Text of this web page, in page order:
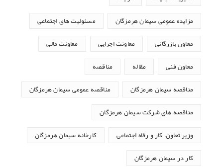
مزایده عمومی سیمان هرمزگان مسئولیت های اجتماعی
معاون بازرگانی معاونت اجرایی معاونت مالی
معاون فنی مقاله مناقصه
مناقصه سیمان هرمزگان مناقصه عمومی سیمان هرمزگان
مناقصه های شرکت سیمان هرمزگان
وزیر تعاون، کار و رفاه اجتماعی کارخانه سیمان هرمزگان
کار در سیمان هرمزگان